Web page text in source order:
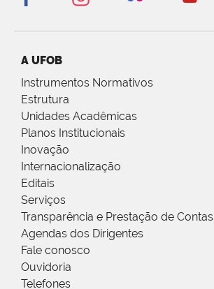
A UFOB
Instrumentos Normativos
Estrutura
Unidades Acadêmicas
Planos Institucionais
Inovação
Internacionalização
Editais
Serviços
Transparência e Prestação de Contas
Agendas dos Dirigentes
Fale conosco
Ouvidoria
Telefones